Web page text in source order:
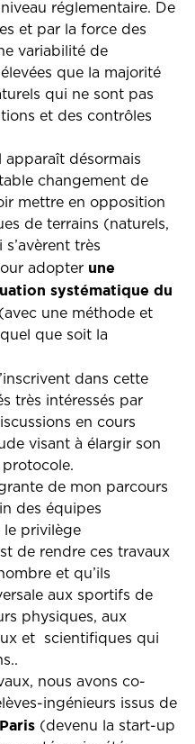
réglementaire. De
et par la force des
variabilité de
que la majorité
qui ne sont pas
et des contrôles
apparaît désormais
changement de
mettre en opposition
de terrains (naturels,
très
adopter une
systématique du
(avec une méthode et
que soit la
dans cette
très intéressés par
en cours
visant à élargir son
de mon parcours
des équipes
le privilège
de rendre ces travaux
et qu’ils
aux sportifs de
physiques, aux
et scientifiques qui
nous avons co-
ingénieurs issus de
(devenu la start-up